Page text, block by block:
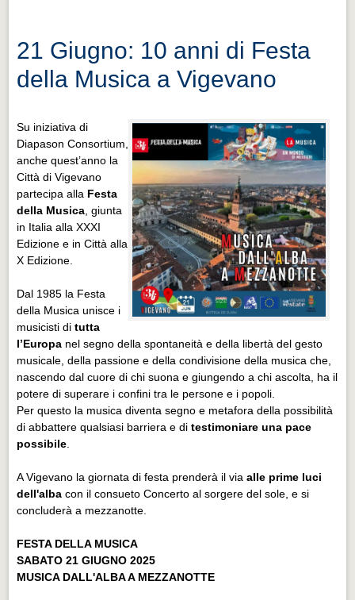
21 Giugno: 10 anni di Festa
della Musica a Vigevano
Su iniziativa di
Diapason Consortium,
anche quest’anno la
Città di Vigevano
partecipa alla Festa
della Musica , giunta
in Italia alla XXXI
Edizione e in Città alla
X Edizione.
Dal 1985 la Festa
della Musica unisce i
musicisti di tutta
l’Europa nel segno della spontaneità e della libertà del gesto
musicale, della passione e della condivisione della musica che,
nascendo dal cuore di chi suona e giungendo a chi ascolta, ha il
potere di superare i confini tra le persone e i popoli.
Per questo la musica diventa segno e metafora della possibilità
di abbattere qualsiasi barriera e di testimoniare una pace
possibile
A Vigevano la giornata di festa prenderà il viaalle prime luci
dell'alba con il consueto Concerto al sorgere del sole, e si
concluderà a mezzanotte.
FESTA DELLA MUSICA
SABATO 21 GIUGNO 2025
MUSICA DALL'ALBA A MEZZANOTTE